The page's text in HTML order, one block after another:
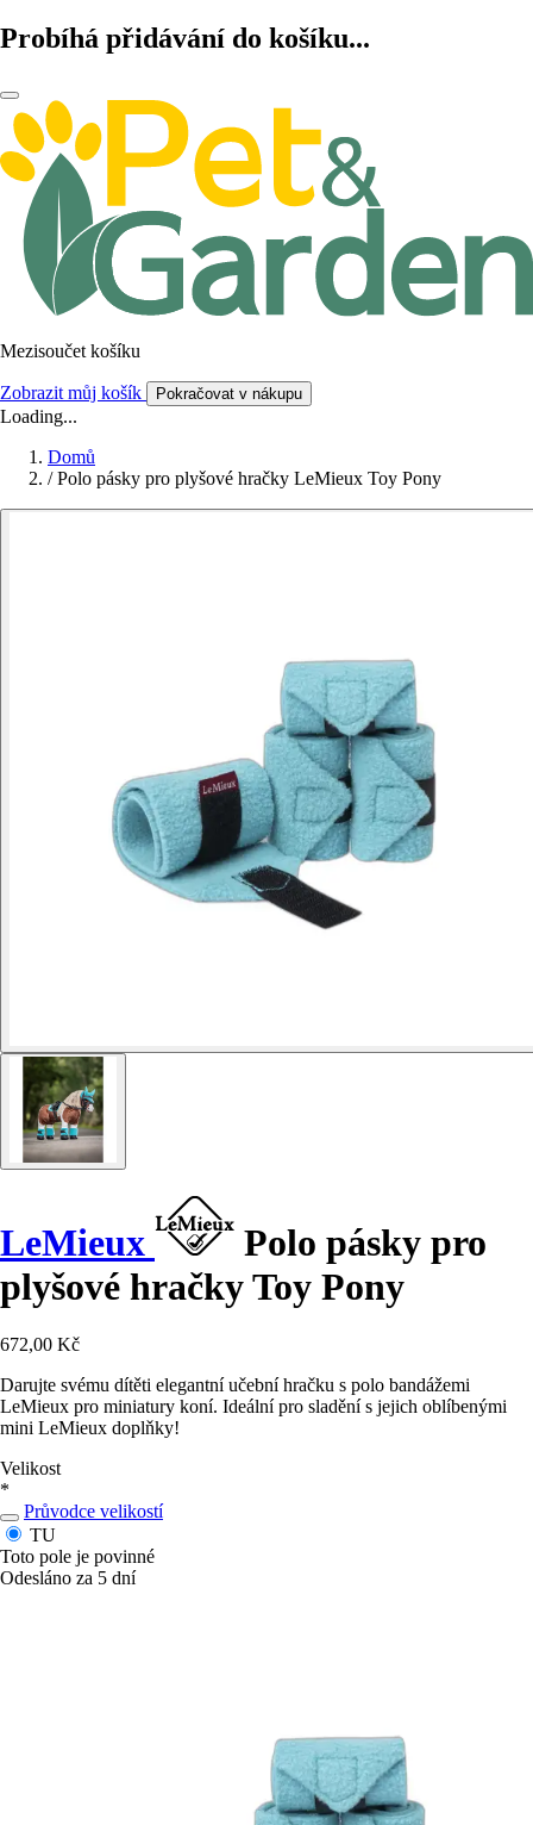
Probíhá přidávání do košíku...
Mezisoučet košíku
Zobrazit můj košík Pokračovat v nákupu
Loading...
Domů
/ Polo pásky pro plyšové hračky LeMieux Toy Pony
LeMieux
Polo pásky pro
plyšové hračky Toy Pony
672,00 Kč
Darujte svému dítěti elegantní učební hračku s polo bandážemi
LeMieux pro miniatury koní. Ideální pro sladění s jejich oblíbenými
mini LeMieux doplňky!
Velikost
*
Průvodce velikostí
TU
Toto pole je povinné
Odesláno za 5 dní